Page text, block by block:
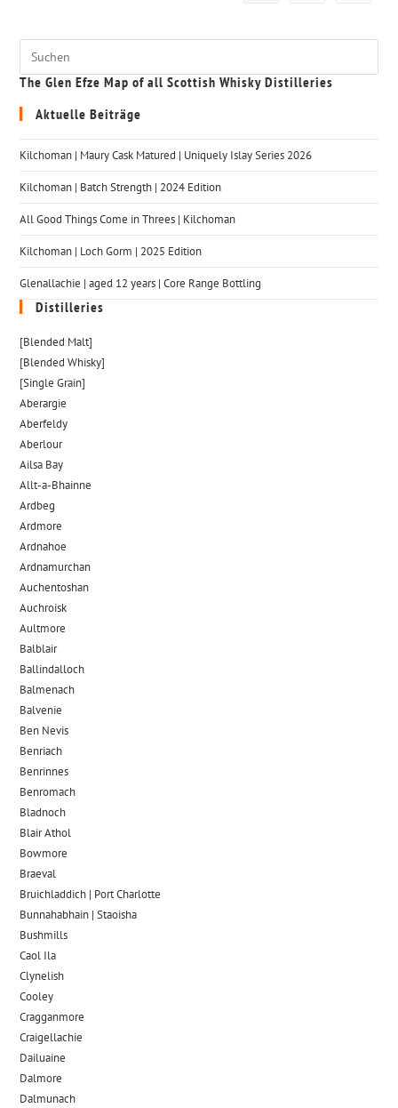
The Glen Efze Map of all Scottish Whisky Distilleries
Aktuelle Beiträge
Kilchoman | Maury Cask Matured | Uniquely Islay Series 2026
Kilchoman | Batch Strength | 2024 Edition
All Good Things Come in Threes | Kilchoman
Kilchoman | Loch Gorm​ | 2025 Edition
Glenallachie | aged 12 years | Core Range Bottling
Distilleries
[Blended Malt]
[Blended Whisky]
[Single Grain]
Aberargie
Aberfeldy
Aberlour
Ailsa Bay
Allt-a-Bhainne
Ardbeg
Ardmore
Ardnahoe
Ardnamurchan
Auchentoshan
Auchroisk
Aultmore
Balblair
Ballindalloch
Balmenach
Balvenie
Ben Nevis
Benriach
Benrinnes
Benromach
Bladnoch
Blair Athol
Bowmore
Braeval
Bruichladdich | Port Charlotte
Bunnahabhain | Staoisha
Bushmills
Caol Ila
Clynelish
Cooley
Cragganmore
Craigellachie
Dailuaine
Dalmore​
Dalmunach